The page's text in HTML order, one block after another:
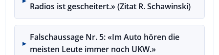
Radios ist gescheitert.» (Zitat R. Schawinski)
Falschaussage Nr. 5: «Im Auto hören die
meisten Leute immer noch UKW.»